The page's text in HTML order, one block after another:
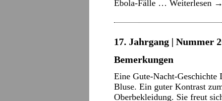
Ebola-Fälle … Weiterlesen
17. Jahrgang | Nummer
Bemerkungen
Eine Gute-Nacht-Geschichte
Bluse. Ein guter Kontrast
Oberbekleidung. Sie freut